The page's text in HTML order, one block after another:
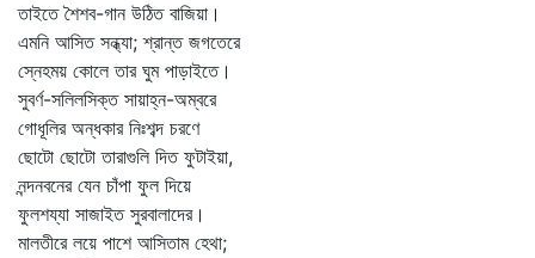
তাইতে শৈশব-গান উঠিত বাজিয়া।
এমনি আসিত সন্ধ্যা; শ্রান্ত জগতেরে
স্নেহময় কোলে তার ঘুম পাড়াইতে।
সুবর্ণ-সলিলসিক্ত সায়াহ্ন-অম্বরে
গোধূলির অন্ধকার নিঃশব্দ চরণে
ছোটো ছোটো তারাগুলি দিত ফুটাইয়া,
নন্দনবনের যেন চাঁপা ফুল দিয়ে
ফুলশয্যা সাজাইত সুরবালাদের।
মালতীরে লয়ে পাশে আসিতাম হেথা;